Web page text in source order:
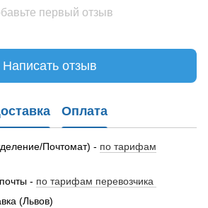
первый отзыв
Написать отзыв
Оплата
Почтомат) - по тарифам
- по тарифам перевозчика
(Львов)